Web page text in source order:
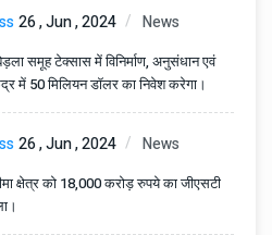
26 , Jun , 2024 News
समूह टेक्सास में विनिर्माण, अनुसंधान एवं
में 50 मिलियन डॉलर का निवेश करेगा।
26 , Jun , 2024 News
क्षेत्र को 18,000 करोड़ रुपये का जीएसटी